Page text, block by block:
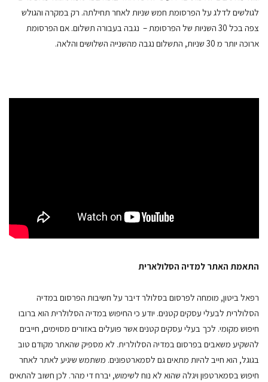
לגולשים לדלג על הפרסומת חמש שניות לאחר תחילתה. רק במקרה והגולש
צפה בכל 30 השניות של הפרסומת – נגבה בעבורה תשלום. אם הפרסומת
ארוכה יותר מ 30 שניות, התשלום נגבה מהשנייה השלושים והלאה.
התאמת האתר למדיה הסלולארית
רפאל ביטון, מומחה לפרסום בסלולר דיבר על חשיבות הפרסום במדיה
הסלולרית לבעלי עסקים קטנים. יודע כי החיפוש במדיה הסלולרית הוא ברובו
חיפוש מקומי. לכך בעלי עסקים קטנים אשר פועלים באזורים מסוימים, חייבים
להשקיע משאבים בפרסום במדיה הסלולרית. לא מספיק שהאתר מקודם טוב
בגוגל, הוא חייב להיות מתאים גם לסמארטפונים. משתמש שיגיע לאתר לאחר
חיפוש בסמארטפון ויגלה שהוא לא נוח לשימוש, יברח די מהר. לכן חשוב להתאים